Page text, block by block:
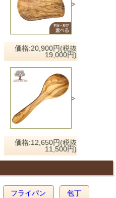
価格:20,900円(税抜
19,000円)
価格:12,650円(税抜
11,500円)
フライパン 包丁